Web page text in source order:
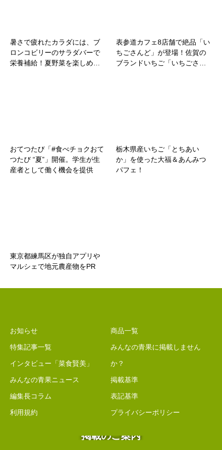
暑さで疲れたカラダには、ブ
ロンコビリーのサラダバーで
栄養補給！夏野菜を楽しめ…
表参道カフェ8店舗で絶品「い
ちごさんど」が登場！佐賀の
ブランドいちご「いちごさ…
おてつたび「#食べチョクおて
つたび “夏”」開催。学生が生
産者として働く機会を提供
栃木県産いちご「とちあい
か」を使った大福＆あんみつ
パフェ！
東京都練馬区が独自アプリや
マルシェで地元農産物をPR
お知らせ
特集記事一覧
インタビュー「菜食賢美」
みんなの青果ニュース
編集長コラム
利用規約
商品一覧
みんなの青果に掲載しません
か？
掲載基準
表記基準
プライバシーポリシー
掲載のご案内